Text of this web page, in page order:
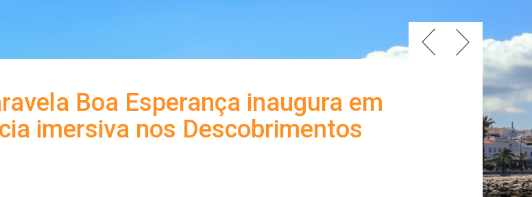
Boa Esperança inaugura em
imersiva nos Descobrimentos